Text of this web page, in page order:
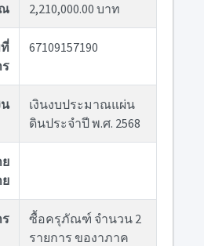
2,210,000.00 บาท
67109157190
เงินงบประมาณแผ่น
ดินประจำปี พ.ศ. 2568
ซื้อครุภัณฑ์ จำนวน 2
รายการ ของาภาค